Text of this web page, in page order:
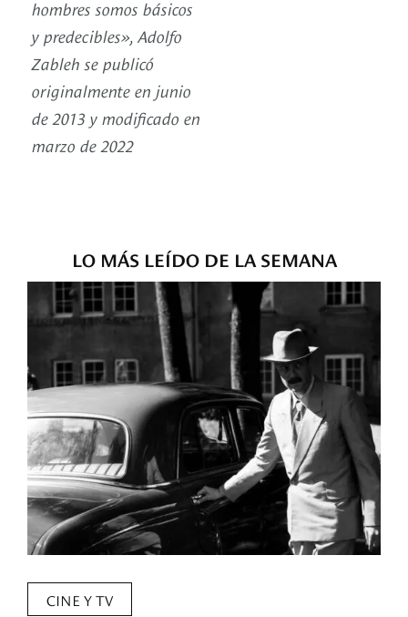
hombres somos básicos
y predecibles», Adolfo
Zableh se publicó
originalmente en junio
de 2013 y modificado en
marzo de 2022
LO MÁS LEÍDO DE LA SEMANA
CINE Y TV